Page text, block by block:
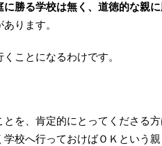
に勝る学校は無く、道徳的な親
ります。
ことになるわけです。
とを、肯定的にとってくださる
学校へ行っておけばＯＫという